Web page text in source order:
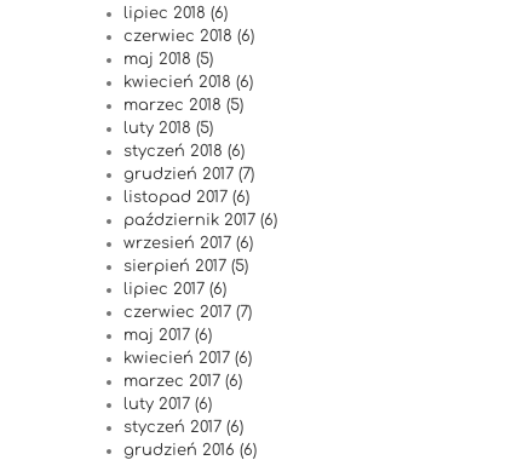
lipiec 2018 (6)
czerwiec 2018 (6)
maj 2018 (5)
kwiecień 2018 (6)
marzec 2018 (5)
luty 2018 (5)
styczeń 2018 (6)
grudzień 2017 (7)
listopad 2017 (6)
październik 2017 (6)
wrzesień 2017 (6)
sierpień 2017 (5)
lipiec 2017 (6)
czerwiec 2017 (7)
maj 2017 (6)
kwiecień 2017 (6)
marzec 2017 (6)
luty 2017 (6)
styczeń 2017 (6)
grudzień 2016 (6)